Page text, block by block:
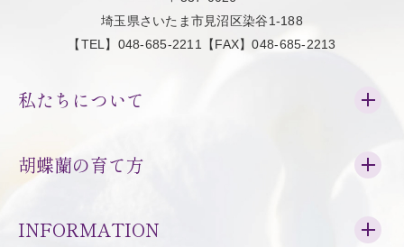
埼玉県さいたま市見沼区染谷1-188
【TEL】048-685-2211【FAX】048-685-2213
私たちについて
胡蝶蘭の育て方
INFORMATION